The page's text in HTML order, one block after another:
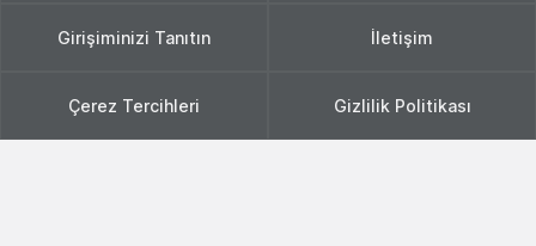
Girişiminizi Tanıtın İletişim
Çerez Tercihleri Gizlilik Politikası